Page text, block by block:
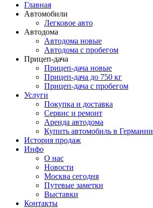
Главная
Автомобили
Легковое авто
Автодома
Автодома новые
Автодома с пробегом
Прицеп-дача
Прицеп-дача новые
Прицеп-дача до 750 кг
Прицеп-дача с пробегом
Услуги
Покупка и доставка
Сервис и ремонт
Аренда автодома
Купить автомобиль в Германии
История продаж
Инфо
О нас
Новости
Москва сегодня
Путевые заметки
Выставки
Контакты